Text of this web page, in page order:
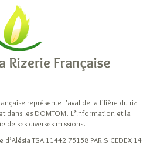
représente l’aval de la filière du riz
dans les DOMTOM. L’information et la
ses diverses missions.
TSA 11442 75158 PARIS CEDEX 14